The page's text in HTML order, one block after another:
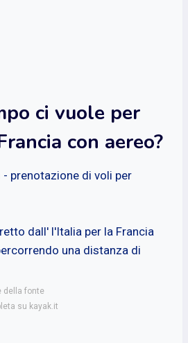
ci vuole per
con aereo?
prenotazione di voli per
dall' l'Italia per la Francia
una distanza di
della fonte
su kayak.it